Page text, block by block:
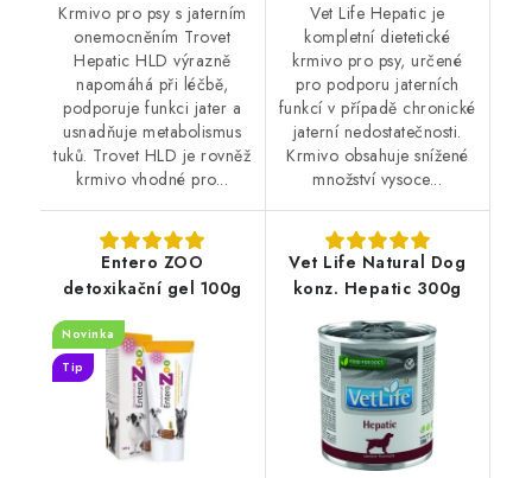
Krmivo pro psy s jaterním
onemocněním Trovet
Hepatic HLD výrazně
napomáhá při léčbě,
podporuje funkci jater a
usnadňuje metabolismus
tuků. Trovet HLD je rovněž
krmivo vhodné pro...
Vet Life Hepatic je
kompletní dietetické
krmivo pro psy, určené
pro podporu jaterních
funkcí v případě chronické
jaterní nedostatečnosti.
Krmivo obsahuje snížené
množství vysoce...
Entero ZOO
detoxikační gel 100g
Novinka
Tip
Vet Life Natural Dog
konz. Hepatic 300g